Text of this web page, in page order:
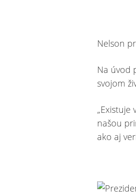
Nelson
Na úvod
svojom
„Existuje
našou
ako aj